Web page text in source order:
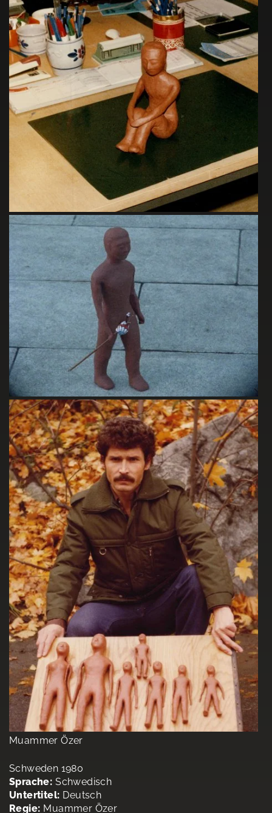
Muammer Özer
Schweden 1980
Sprache: Schwedisch
Untertitel: Deutsch
Regie: Muammer Özer